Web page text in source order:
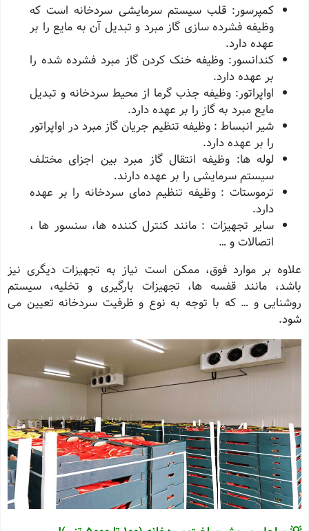
کمپرسور: قلب سیستم سرمایشی سردخانه است که
وظیفه فشرده سازی گاز مبرد و تبدیل آن به مایع را بر
عهده دارد.
کندانسور: وظیفه خنک کردن گاز مبرد فشرده شده را
بر عهده دارد.
اواپراتور: وظیفه جذب گرما از محیط سردخانه و تبدیل
مایع مبرد به گاز را بر عهده دارد.
شیر انبساط : وظیفه تنظیم جریان گاز مبرد در اواپراتور
را بر عهده دارد.
لوله ها: وظیفه انتقال گاز مبرد بین اجزای مختلف
سیستم سرمایشی را بر عهده دارند.
ترموستات : وظیفه تنظیم دمای سردخانه را بر عهده
دارد.
سایر تجهیزات : مانند کنترل کننده ها، سنسور ها ،
اتصالات و …
علاوه بر موارد فوق، ممکن است نیاز به تجهیزات دیگری نیز
باشد، مانند قفسه ها، تجهیزات بارگیری و تخلیه، سیستم
روشنایی و … که با توجه به نوع و ظرفیت سردخانه تعیین می
شود.